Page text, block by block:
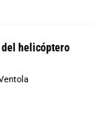
helicóptero